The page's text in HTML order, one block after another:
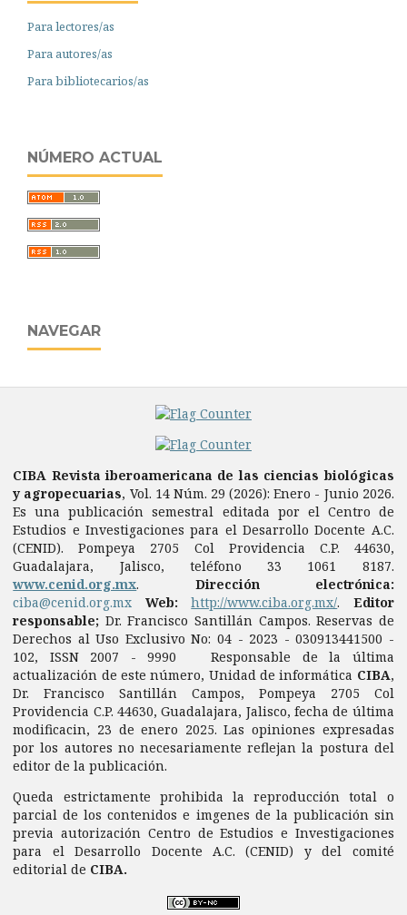
Para lectores/as
Para autores/as
Para bibliotecarios/as
NÚMERO ACTUAL
NAVEGAR
CIBA Revista iberoamericana de las ciencias biológicas
y agropecuarias, Vol. 14 Núm. 29 (2026): Enero - Junio 2026.
Es una publicación semestral editada por el Centro de
Estudios e Investigaciones para el Desarrollo Docente A.C.
(CENID). Pompeya 2705 Col Providencia C.P. 44630,
Guadalajara, Jalisco, teléfono 33 1061 8187.
www.cenid.org.mx. Dirección electrónica:
ciba@cenid.org.mx
Web: http://www.ciba.org.mx/. Editor
responsable; Dr. Francisco Santillán Campos. Reservas de
Derechos al Uso Exclusivo No: 04 - 2023 - 030913441500 -
102, ISSN 2007 - 9990 Responsable de la última
actualización de este número, Unidad de informática CIBA,
Dr. Francisco Santillán Campos, Pompeya 2705 Col
Providencia C.P. 44630, Guadalajara, Jalisco, fecha de última
modificacin, 23 de enero 2025. Las opiniones expresadas
por los autores no necesariamente reflejan la postura del
editor de la publicación.
Queda estrictamente prohibida la reproducción total o
parcial de los contenidos e imgenes de la publicación sin
previa autorización Centro de Estudios e Investigaciones
para el Desarrollo Docente A.C. (CENID) y del comité
editorial de CIBA.